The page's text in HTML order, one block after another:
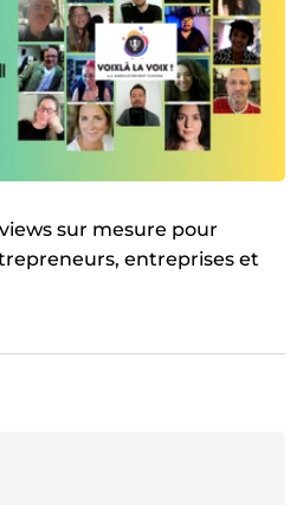
sur mesure pour
entreprises et